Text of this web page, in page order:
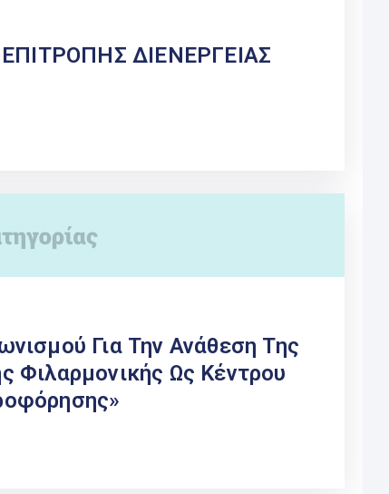
ΔΙΕΝΕΡΓΕΙΑΣ
Για Την Ανάθεση Της
Φιλαρμονικής Ως Κέντρου